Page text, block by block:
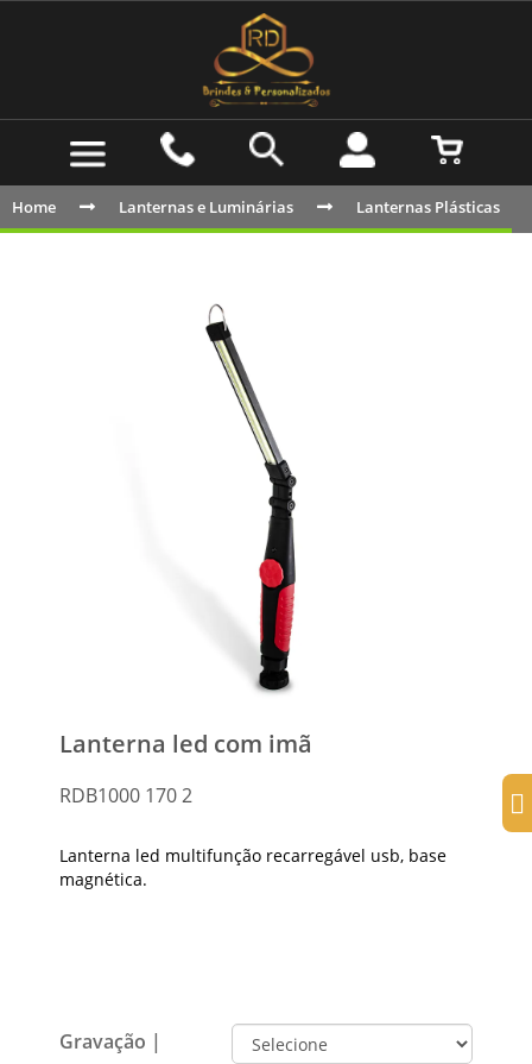
Home Lanternas e Luminárias Lanternas Plásticas
Lanterna led com imã
RDB1000 170 2
Lanterna led multifunção recarregável usb, base
magnética.
Gravação |